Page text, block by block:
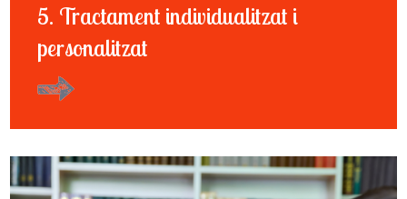
5. Tractament individualitzat i
personalitzat